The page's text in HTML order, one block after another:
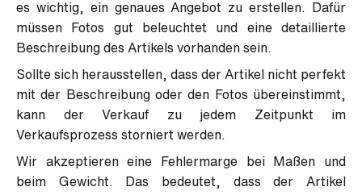
es wichtig, ein genaues Angebot zu erstellen. Dafür
müssen Fotos gut beleuchtet und eine detaillierte
Beschreibung des Artikels vorhanden sein.
Sollte sich herausstellen, dass der Artikel nicht perfekt
mit der Beschreibung oder den Fotos übereinstimmt,
kann der Verkauf zu jedem Zeitpunkt im
Verkaufsprozess storniert werden.
Wir akzeptieren eine Fehlermarge bei Maßen und
beim Gewicht. Das bedeutet, dass der Artikel